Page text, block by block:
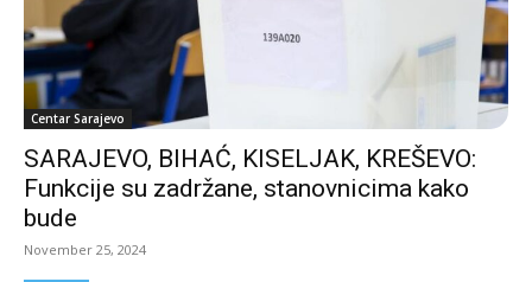
Centar Sarajevo
SARAJEVO, BIHAĆ, KISELJAK, KREŠEVO:
Funkcije su zadržane, stanovnicima kako
bude
November 25, 2024